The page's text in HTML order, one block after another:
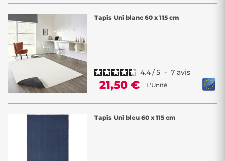
Tapis Uni blanc 60 x 115 cm
4.4/5 - 7 avis
21,50 € L'Unité
Tapis Uni bleu 60 x 115 cm